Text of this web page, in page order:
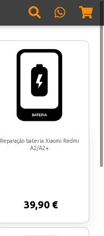
Reparação bateria Xiaomi Redmi
A2/A2+
39,90 €